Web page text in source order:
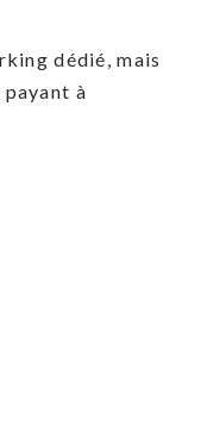
dédié, mais
à